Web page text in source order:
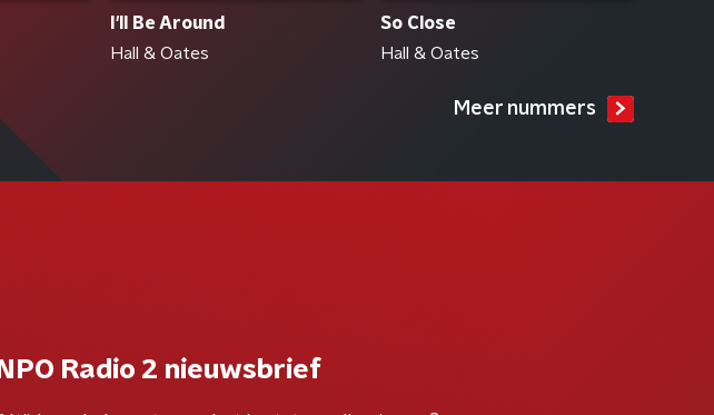
I'll Be Around
Hall & Oates
So Close
Hall & Oates
Meer nummers
NPO Radio 2 nieuwsbrief